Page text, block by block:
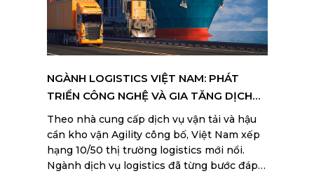
NGÀNH LOGISTICS VIỆT NAM: PHÁT
TRIỂN CÔNG NGHỆ VÀ GIA TĂNG DỊCH
VỤ GIÁ TRỊ
Theo nhà cung cấp dịch vụ vận tải và hậu
cần kho vận Agility công bố, Việt Nam xếp
hạng 10/50 thị trường logistics mới nổi.
Ngành dịch vụ logistics đã từng bước đáp